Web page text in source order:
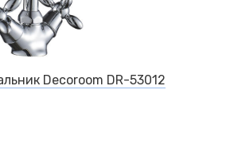
Decoroom DR-53012